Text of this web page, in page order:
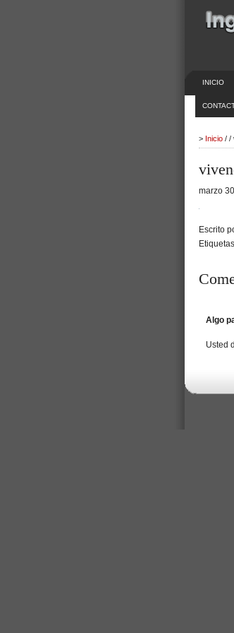
INICIO
> Inicio / /
marzo
Escrito
Algo
Usted